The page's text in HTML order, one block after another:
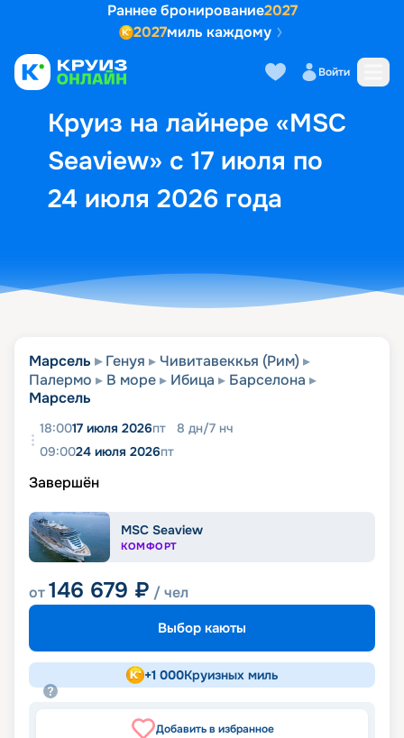
Раннее бронирование2027
2027миль каждому
Войти
Круиз на лайнере «MSC
Seaview» с 17 июля по
24 июля 2026 года
Выбор кают Маршрут и
Марсель Генуя
Чивитавеккья (Рим)
Палермо
В море Ибица
Барселона
Марсель
18:0017 июля 2026пт 8 дн/7 нч
09:0024 июля 2026пт
Завершён
MSC Seaview
КОМФОРТ
от146 679 ₽ / чел
Выбор каюты
+1 000Круизных миль
Добавить в избранное